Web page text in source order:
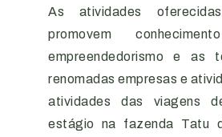
As atividades
promovem
empreendedorismo e as
renomadas empresas e
atividades das viagens
estágio na fazenda Tatu